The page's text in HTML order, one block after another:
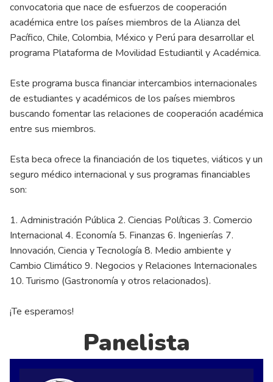
convocatoria que nace de esfuerzos de cooperación
académica entre los países miembros de la Alianza del
Pacífico, Chile, Colombia, México y Perú para desarrollar el
programa Plataforma de Movilidad Estudiantil y Académica.
Este programa busca financiar intercambios internacionales
de estudiantes y académicos de los países miembros
buscando fomentar las relaciones de cooperación académica
entre sus miembros.
Esta beca ofrece la financiación de los tiquetes, viáticos y un
seguro médico internacional y sus programas financiables
son:
1. Administración Pública 2. Ciencias Políticas 3. Comercio
Internacional 4. Economía 5. Finanzas 6. Ingenierías 7.
Innovación, Ciencia y Tecnología 8. Medio ambiente y
Cambio Climático 9. Negocios y Relaciones Internacionales
10. Turismo (Gastronomía y otros relacionados).
¡Te esperamos!
Panelista